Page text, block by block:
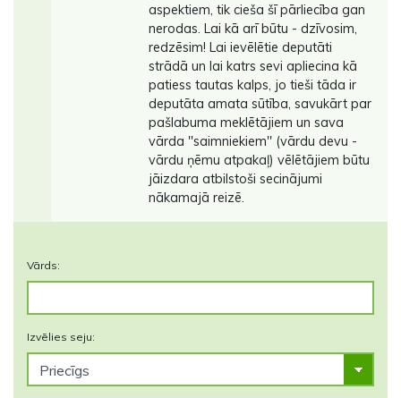
aspektiem, tik cieša šī pārliecība gan
nerodas. Lai kā arī būtu - dzīvosim,
redzēsim! Lai ievēlētie deputāti
strādā un lai katrs sevi apliecina kā
patiess tautas kalps, jo tieši tāda ir
deputāta amata sūtība, savukārt par
pašlabuma meklētājiem un sava
vārda ''saimniekiem'' (vārdu devu -
vārdu ņēmu atpakaļ) vēlētājiem būtu
jāizdara atbilstoši secinājumi
nākamajā reizē.
Vārds:
Izvēlies seju: